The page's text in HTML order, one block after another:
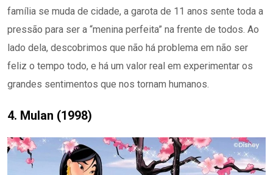
família se muda de cidade, a garota de 11 anos sente toda a
pressão para ser a “menina perfeita” na frente de todos. Ao
lado dela, descobrimos que não há problema em não ser
feliz o tempo todo, e há um valor real em experimentar os
grandes sentimentos que nos tornam humanos.
4. Mulan (1998)